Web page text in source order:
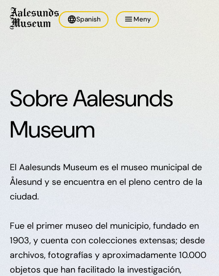
languageSpanish menu Meny
Sobre Aalesunds
Museum
El Aalesunds Museum es el museo municipal de
Ålesund y se encuentra en el pleno centro de la
ciudad.
Fue el primer museo del municipio, fundado en
1903, y cuenta con colecciones extensas; desde
archivos, fotografías y aproximadamente 10.000
objetos que han facilitado la investigación,